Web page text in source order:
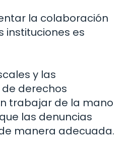
la colaboración
instituciones es
y las
derechos
trabajar de la mano
las denuncias
manera adecuada.